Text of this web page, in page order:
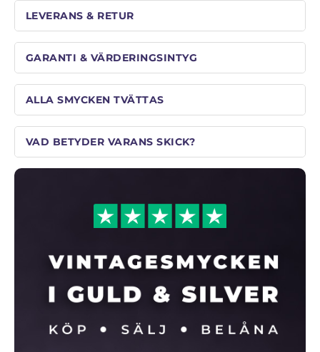
LEVERANS & RETUR
GARANTI & VÄRDERINGSINTYG
ALLA SMYCKEN TVÄTTAS
VAD BETYDER VARANS SKICK?